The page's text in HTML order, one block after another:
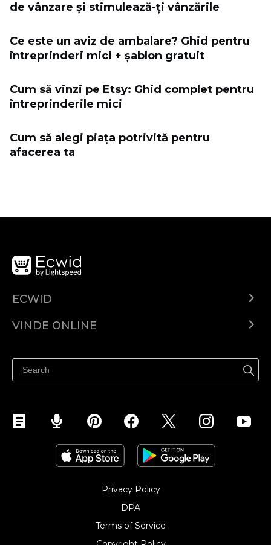
de vânzare și stimulează-ți vânzările
Ce este un aviz de ambalare? Ghid pentru
întreprinderi mici + șablon gratuit
Cum să vinzi pe Etsy: Ghid complet pentru
întreprinderile mici
Cum să alegi piața potrivită pentru
afacerea ta
ECWID
Prețuri
VINDE ONLINE
Vinde pe Facebook
Vinde pe Instagram
Privacy Policy
DPA
Terms of Service